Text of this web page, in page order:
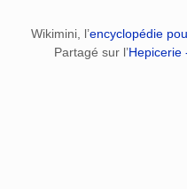
Wikimini, l’encyclopédie
Partagé sur l’Hepicerie